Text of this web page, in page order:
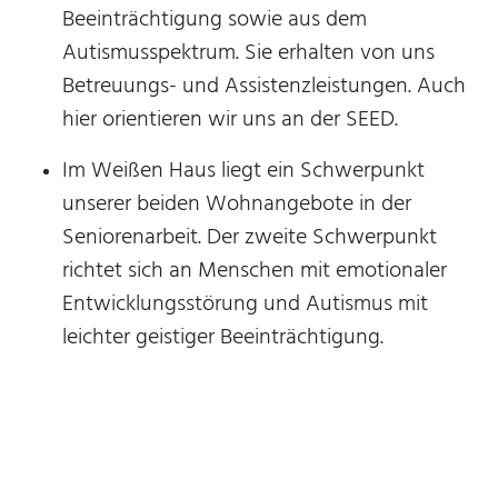
Beeinträchtigung sowie aus dem
Autismusspektrum. Sie erhalten von uns
Betreuungs- und Assistenzleistungen. Auch
hier orientieren wir uns an der SEED.
Im Weißen Haus liegt ein Schwerpunkt
unserer beiden Wohnangebote in der
Seniorenarbeit. Der zweite Schwerpunkt
richtet sich an Menschen mit emotionaler
Entwicklungsstörung und Autismus mit
leichter geistiger Beeinträchtigung.
Diese Informationen helfen uns zu verstehen, wie
unsere Besucher unsere Website nutzen. Hierzu
nutzen wir die Software matomo. Daten werden
nicht an Dritte weitergegeben.
_pk_id
Anbieter:
Stiftung Scheuern
Zweck:
Seitenstatistik
Cookie Laufzeit: